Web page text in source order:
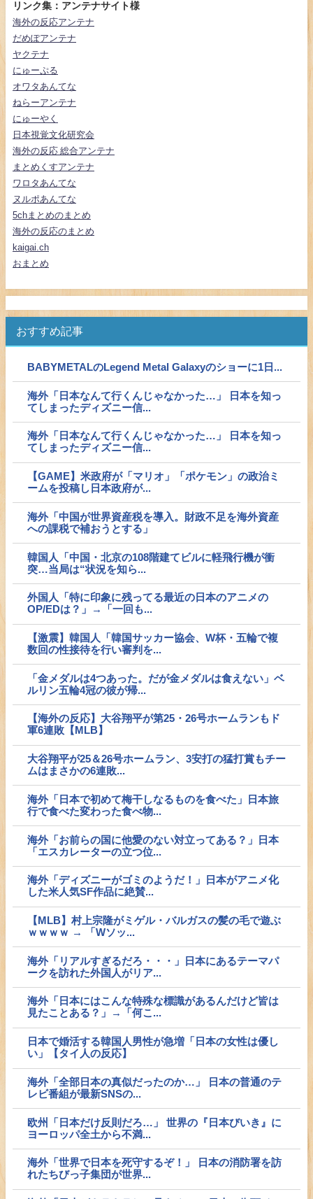
リンク集：アンテナサイト様
海外の反応アンテナ
だめぽアンテナ
ヤクテナ
にゅーぷる
オワタあんてな
ねらーアンテナ
にゅーやく
日本視覚文化研究会
海外の反応 総合アンテナ
まとめくすアンテナ
ワロタあんてな
ヌルポあんてな
5chまとめのまとめ
海外の反応のまとめ
kaigai.ch
おまとめ
おすすめ記事
BABYMETALのLegend Metal Galaxyのショーに1日...
海外「日本なんて行くんじゃなかった…」 日本を知っ
てしまったディズニー信...
海外「日本なんて行くんじゃなかった…」 日本を知っ
てしまったディズニー信...
【GAME】米政府が「マリオ」「ポケモン」の政治ミ
ームを投稿し日本政府が...
海外「中国が世界資産税を導入。財政不足を海外資産
への課税で補おうとする」
韓国人「中国・北京の108階建てビルに軽飛行機が衝
突…当局は“状況を知ら...
外国人「特に印象に残ってる最近の日本のアニメの
OP/EDは？」→「一回も...
【激震】韓国人「韓国サッカー協会、W杯・五輪で複
数回の性接待を行い審判を...
「金メダルは4つあった。だが金メダルは食えない」ベ
ルリン五輪4冠の彼が帰...
【海外の反応】大谷翔平が第25・26号ホームランもド
軍6連敗【MLB】
大谷翔平が25＆26号ホームラン、3安打の猛打賞もチー
ムはまさかの6連敗...
海外「日本で初めて梅干しなるものを食べた」日本旅
行で食べた変わった食べ物...
海外「お前らの国に他愛のない対立ってある？」日本
「エスカレーターの立つ位...
海外「ディズニーがゴミのようだ！」日本がアニメ化
した米人気SF作品に絶賛...
【MLB】村上宗隆がミゲル・バルガスの髪の毛で遊ぶ
ｗｗｗｗ → 「Wソッ...
海外「リアルすぎるだろ・・・」日本にあるテーマパ
ークを訪れた外国人がリア...
海外「日本にはこんな特殊な標識があるんだけど皆は
見たことある？」→「何こ...
日本で婚活する韓国人男性が急増「日本の女性は優し
い」【タイ人の反応】
海外「全部日本の真似だったのか…」 日本の普通のテ
レビ番組が最新SNSの...
欧州「日本だけ反則だろ…」 世界の『日本びいき』に
ヨーロッパ全土から不満...
海外「世界で日本を死守するぞ！」 日本の消防署を訪
れたちびっ子集団が世界...